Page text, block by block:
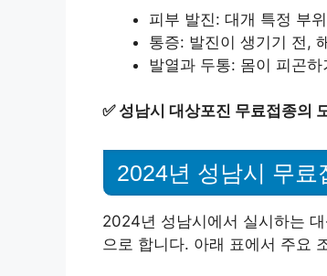
피부 발진: 대개 특정 부
통증: 발진이 생기기 전,
발열과 두통: 몸이 피곤
✅성남시 대상포진 무료접종의
2024년 성남시 무료
2024년 성남시에서 실시하는
으로 합니다. 아래 표에서 주요